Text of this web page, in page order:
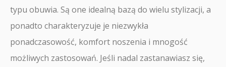
typu obuwia. Są one idealną bazą do wielu stylizacji, a
ponadto charakteryzuje je niezwykła
ponadczasowość, komfort noszenia i mnogość
możliwych zastosowań. Jeśli nadal zastanawiasz się,